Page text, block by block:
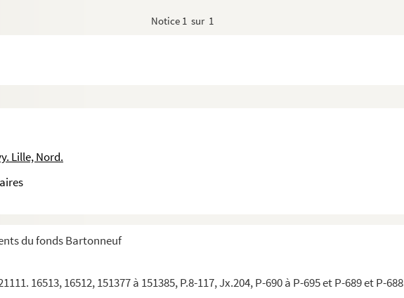
Notice 1 sur 1
Lille, Nord.
du fonds Bartonneuf
16513, 16512, 151377 à 151385, P.8-117, Jx.204, P-690 à P-695 et P-689 et P-688